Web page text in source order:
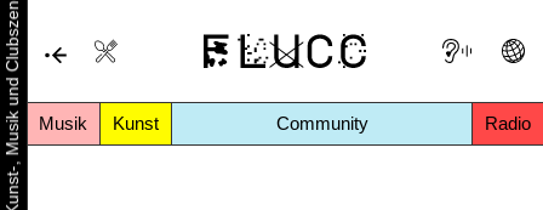
Musik Kunst Community Radio